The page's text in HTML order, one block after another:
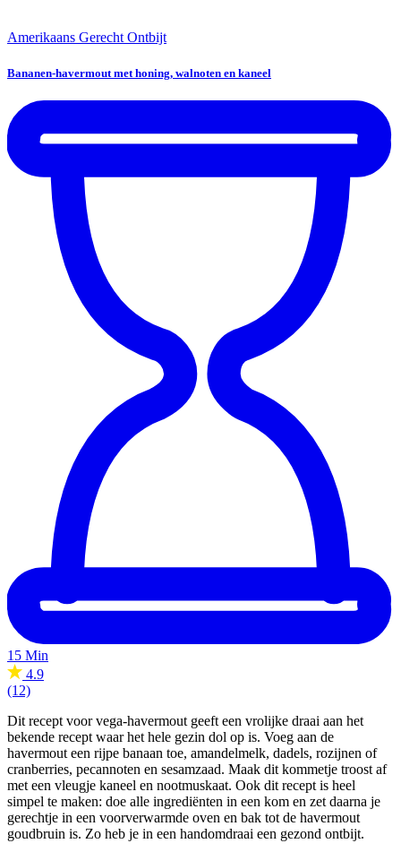
Amerikaans Gerecht Ontbijt
Bananen-havermout met honing, walnoten en kaneel
15 Min
4.9
(12)
Dit recept voor vega-havermout geeft een vrolijke draai aan het
bekende recept waar het hele gezin dol op is. Voeg aan de
havermout een rijpe banaan toe, amandelmelk, dadels, rozijnen of
cranberries, pecannoten en sesamzaad. Maak dit kommetje troost af
met een vleugje kaneel en nootmuskaat. Ook dit recept is heel
simpel te maken: doe alle ingrediënten in een kom en zet daarna je
gerechtje in een voorverwarmde oven en bak tot de havermout
goudbruin is. Zo heb je in een handomdraai een gezond ontbijt.